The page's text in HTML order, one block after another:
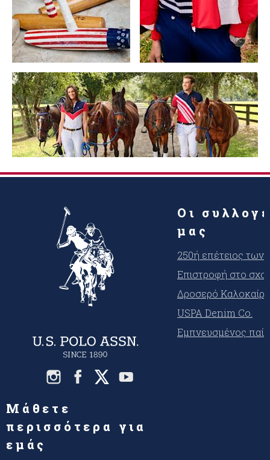
Οι
μας
250ή επέτειος
Επιστροφή στο
Δροσερό Καλοκαίρι
USPA Denim Co.
Εμπνευσμένος
Μάθετε
περισσότερα για
εμάς